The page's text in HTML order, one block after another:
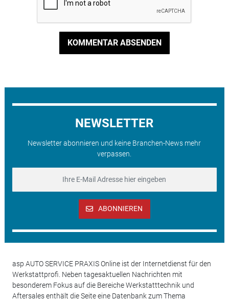
KOMMENTAR ABSENDEN
NEWSLETTER
Newsletter abonnieren und keine Branchen-News mehr
verpassen.
ABONNIEREN
asp AUTO SERVICE PRAXIS Online ist der Internetdienst für den
Werkstattprofi. Neben tagesaktuellen Nachrichten mit
besonderem Fokus auf die Bereiche Werkstatttechnik und
Aftersales enthält die Seite eine Datenbank zum Thema